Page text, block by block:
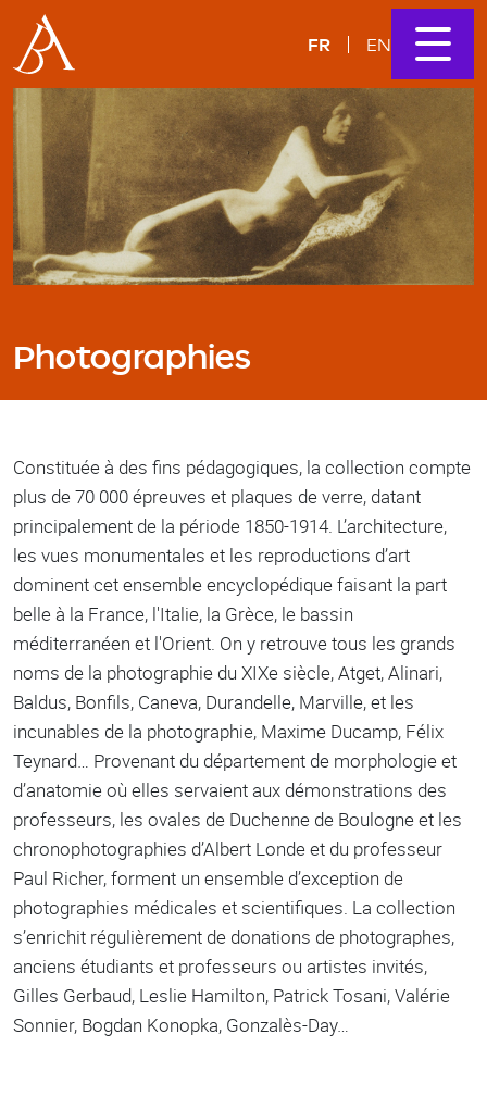
FR EN
Photographies
Constituée à des fins pédagogiques, la collection compte
plus de 70 000 épreuves et plaques de verre, datant
principalement de la période 1850-1914. L’architecture,
les vues monumentales et les reproductions d’art
dominent cet ensemble encyclopédique faisant la part
belle à la France, l'Italie, la Grèce, le bassin
méditerranéen et l'Orient. On y retrouve tous les grands
noms de la photographie du XIXe siècle, Atget, Alinari,
Baldus, Bonfils, Caneva, Durandelle, Marville, et les
incunables de la photographie, Maxime Ducamp, Félix
Teynard… Provenant du département de morphologie et
d’anatomie où elles servaient aux démonstrations des
professeurs, les ovales de Duchenne de Boulogne et les
chronophotographies d’Albert Londe et du professeur
Paul Richer, forment un ensemble d’exception de
photographies médicales et scientifiques. La collection
s’enrichit régulièrement de donations de photographes,
anciens étudiants et professeurs ou artistes invités,
Gilles Gerbaud, Leslie Hamilton, Patrick Tosani, Valérie
Sonnier, Bogdan Konopka, Gonzalès-Day…